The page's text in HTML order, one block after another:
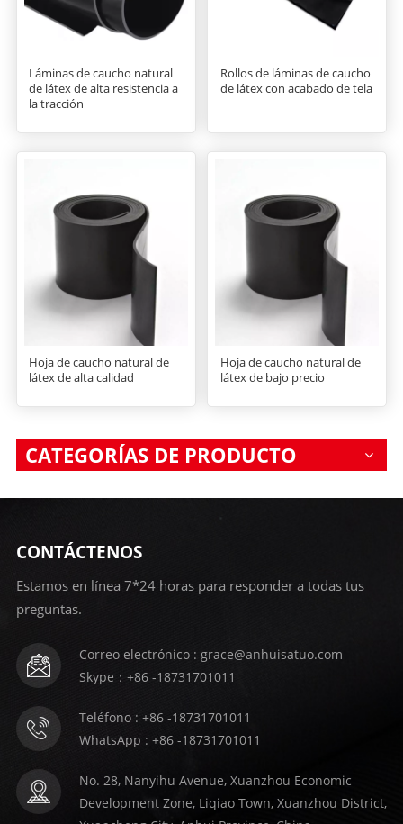
Láminas de caucho natural
de látex de alta resistencia a
la tracción
Rollos de láminas de caucho
de látex con acabado de tela
Hoja de caucho natural de
látex de alta calidad
Hoja de caucho natural de
látex de bajo precio
CATEGORÍAS DE PRODUCTO
CONTÁCTENOS
Estamos en línea 7*24 horas para responder a todas tus
preguntas.
Correo electrónico : grace@anhuisatuo.com
Skype：+86 -18731701011
Teléfono : +86 -18731701011
WhatsApp : +86 -18731701011
No. 28, Nanyihu Avenue, Xuanzhou Economic
Development Zone, Liqiao Town, Xuanzhou District,